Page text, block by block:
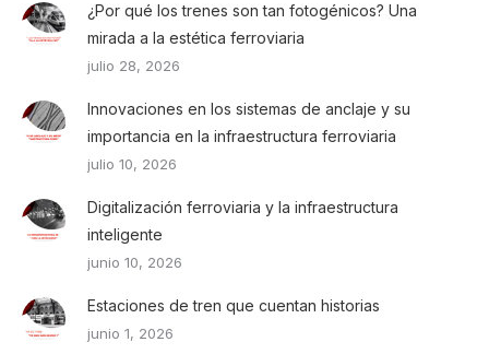
¿Por qué los trenes son tan fotogénicos? Una
mirada a la estética ferroviaria
julio 28, 2026
Innovaciones en los sistemas de anclaje y su
importancia en la infraestructura ferroviaria
julio 10, 2026
Digitalización ferroviaria y la infraestructura
inteligente
junio 10, 2026
Estaciones de tren que cuentan historias
junio 1, 2026